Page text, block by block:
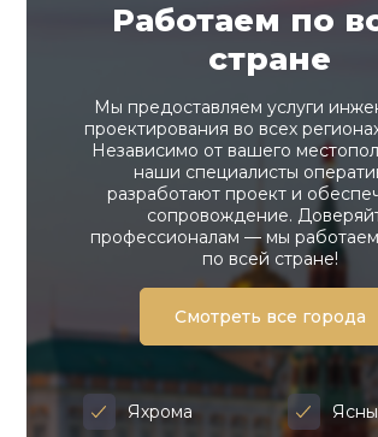
Работаем по
стране
Мы предоставляем услуги
проектирования во всех
Независимо от вашего
наши специалисты
разработают проект и
сопровождение.
профессионалам — мы
по всей стране!
Смотреть все города
Яхрома